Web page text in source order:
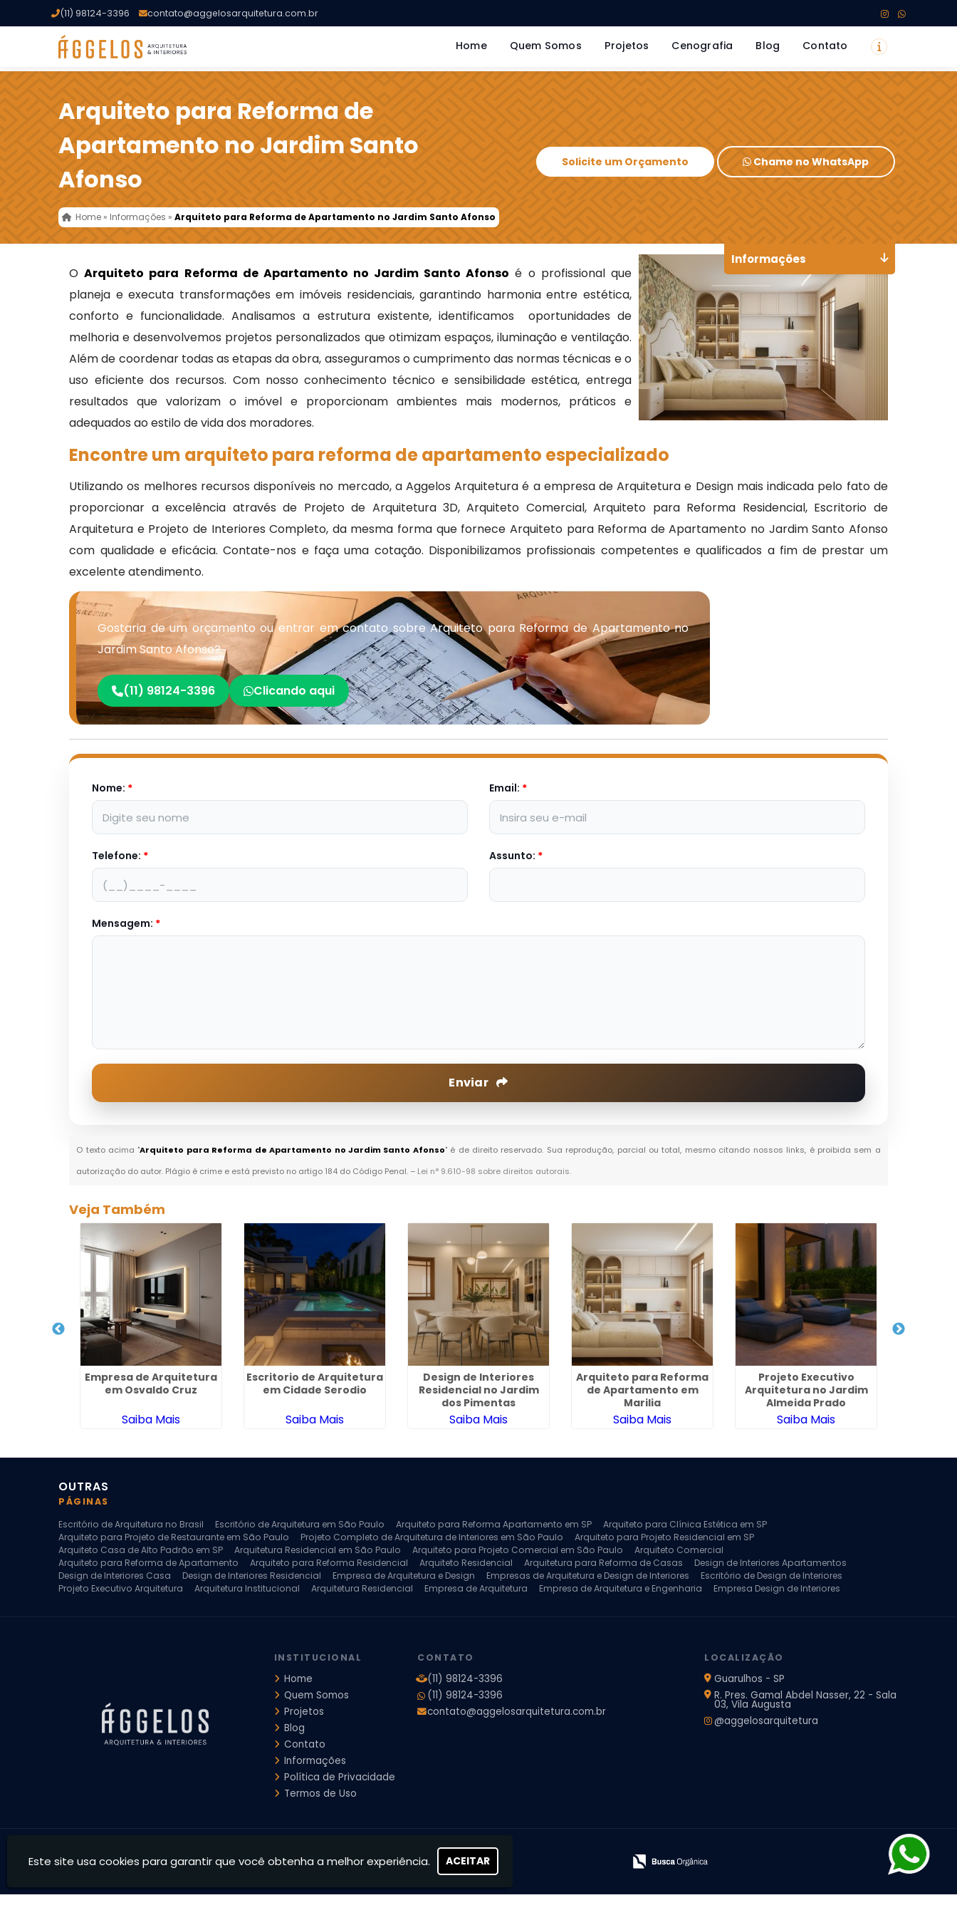
(11) 98124-3396 contato@aggelosarquitetura.com.br
Home Quem Somos Projetos Cenografia Blog Contato
Arquiteto para Reforma de
Apartamento no Jardim Santo
Afonso
Home » Informações »Arquiteto para Reforma de Apartamento no Jardim Santo Afonso
Solicite um Orçamento Chame no WhatsApp
OArquiteto para Reforma de Apartamento no Jardim Santo Afonso é o profissional que
planeja e executa transformações em imóveis residenciais, garantindo harmonia entre estética,
conforto e funcionalidade. Analisamos a estrutura existente, identificamos oportunidades de
melhoria e desenvolvemos projetos personalizados que otimizam espaços, iluminação e ventilação.
Além de coordenar todas as etapas da obra, asseguramos o cumprimento das normas técnicas e o
uso eficiente dos recursos. Com nosso conhecimento técnico e sensibilidade estética, entrega
resultados que valorizam o imóvel e proporcionam ambientes mais modernos, práticos e
adequados ao estilo de vida dos moradores.
Encontre um arquiteto para reforma de apartamento especializado
Utilizando os melhores recursos disponíveis no mercado, a Aggelos Arquitetura é a empresa de Arquitetura e Design mais indicada pelo fato de
proporcionar a excelência através de Projeto de Arquitetura 3D, Arquiteto Comercial, Arquiteto para Reforma Residencial, Escritorio de
Arquitetura e Projeto de Interiores Completo, da mesma forma que fornece Arquiteto para Reforma de Apartamento no Jardim Santo Afonso
com qualidade e eficácia. Contate-nos e faça uma cotação. Disponibilizamos profissionais competentes e qualificados a fim de prestar um
excelente atendimento.
Gostaria de um orçamento ou entrar em contato sobre Arquiteto para Reforma de Apartamento no
Jardim Santo Afonso?
(11) 98124-3396 Clicando aqui
Nome: * Email: *
Telefone: * Assunto: *
Mensagem: *
Enviar
O texto acima "Arquiteto para Reforma de Apartamento no Jardim Santo Afonso" é de direito reservado. Sua reprodução, parcial ou total, mesmo citando nossos links, é proibida sem a
autorização do autor. Plágio é crime e está previsto no artigo 184 do Código Penal. – Lei n° 9.610-98 sobre direitos autorais.
Informações
Veja Também
Empresa de Arquitetura
em Osvaldo Cruz
Saiba Mais
Escritorio de Arquitetura
em Cidade Serodio
Saiba Mais
Design de Interiores
Residencial no Jardim
dos Pimentas
Saiba Mais
Arquiteto para Reforma
de Apartamento em
Marilia
Saiba Mais
Projeto Executivo
Arquitetura no Jardim
Almeida Prado
Saiba Mais
OUTRAS
PÁGINAS
Escritório de Arquitetura no Brasil
Escritório de Arquitetura em São Paulo Arquiteto para Reforma Apartamento em SP
Arquiteto para Clínica Estética em SP
Arquiteto para Projeto de Restaurante em São Paulo
Projeto Completo de Arquitetura de Interiores em São Paulo
Arquiteto para Projeto Residencial em SP
Arquiteto Casa de Alto Padrão em SP
Arquitetura Residencial em São Paulo Arquiteto para Projeto Comercial em São Paulo
Arquiteto Comercial
Arquiteto para Reforma de Apartamento
Arquiteto para Reforma Residencial Arquiteto Residencial Arquitetura para Reforma de Casas
Design de Interiores Apartamentos
Design de Interiores Casa
Design de Interiores Residencial Empresa de Arquitetura e Design Empresas de Arquitetura e Design de Interiores
Escritório de Design de Interiores
Projeto Executivo Arquitetura
Arquitetura Institucional Arquitetura Residencial Empresa de Arquitetura Empresa de Arquitetura e Engenharia
Empresa Design de Interiores
INSTITUCIONAL
Home
Quem Somos
Projetos
Blog
Contato
Informações
Política de Privacidade
Termos de Uso
CONTATO
(11) 98124-3396
(11) 98124-3396
contato@aggelosarquitetura.com.br
LOCALIZAÇÃO
Guarulhos - SP
R. Pres. Gamal Abdel Nasser, 22 - Sala
03, Vila Augusta
@aggelosarquitetura
CNPJ: 39.828.426/0001-73
Este site usa cookies para garantir que você obtenha a melhor experiência. ACEITAR